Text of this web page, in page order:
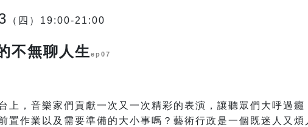
（四）19:00-21:00
不無聊人生 ep07
上，音樂家們貢獻一次又一次精彩的表演，讓聽眾們大呼過
置作業以及需要準備的大小事嗎？藝術行政是一個既迷人又